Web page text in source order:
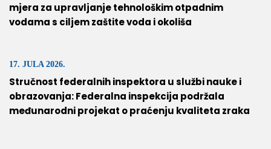
mjera za upravljanje tehnološkim otpadnim
vodama s ciljem zaštite voda i okoliša
17. JULA 2026.
Stručnost federalnih inspektora u službi nauke i
obrazovanja: Federalna inspekcija podržala
međunarodni projekat o praćenju kvaliteta zraka